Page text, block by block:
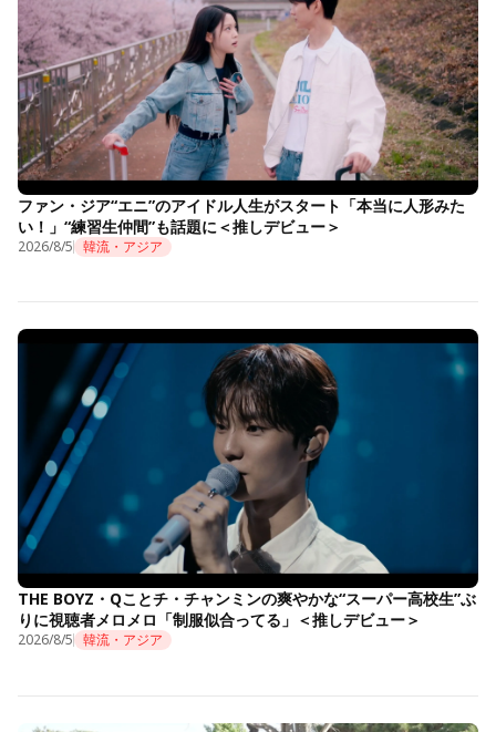
ファン・ジア“エニ”のアイドル人生がスタート「本当に人形みた
い！」“練習生仲間”も話題に＜推しデビュー＞
2026/8/5 韓流・アジア
THE BOYZ・Qことチ・チャンミンの爽やかな“スーパー高校生”ぶ
りに視聴者メロメロ「制服似合ってる」＜推しデビュー＞
2026/8/5 韓流・アジア